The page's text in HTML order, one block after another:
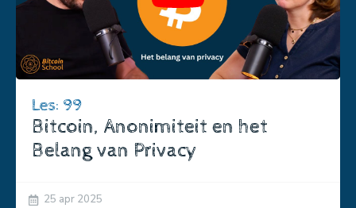
Les: 99
Bitcoin, Anonimiteit en het
Belang van Privacy
25 apr 2025